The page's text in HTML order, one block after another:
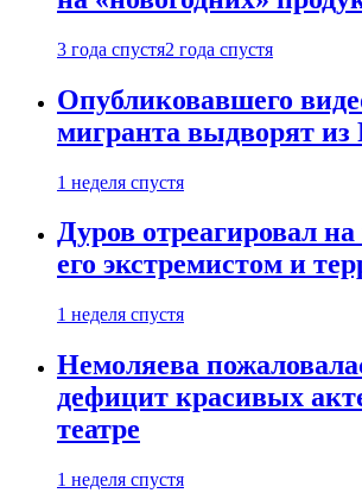
3 года спустя2 года спустя
Опубликовавшего
мигранта выдворят из
1 неделя спустя
Дуров отреагировал
его экстремистом и
1 неделя спустя
Немоляева
дефицит красивых
театре
1 неделя спустя